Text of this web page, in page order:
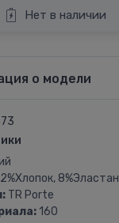
Нет в наличии
о модели
8%Эластан
TR Porte
160